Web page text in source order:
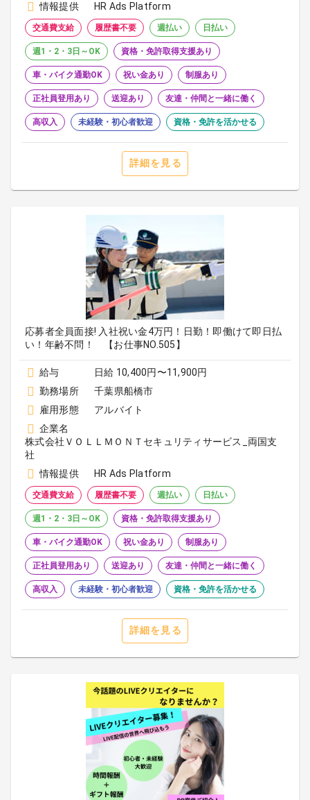
情報提供
HR Ads Platform
交通費支給 履歴書不要 週払い 日払い
週1・2・3日～OK 資格・免許取得支援あり
車・バイク通勤OK 祝い金あり 制服あり
正社員登用あり 送迎あり 友達・仲間と一緒に働く
高収入 未経験・初心者歓迎 資格・免許を活かせる
詳細を見る
応募者全員面接! 入社祝い金4万円！日勤！即働けて即日払
い！年齢不問！ 【お仕事NO.505】
給与
日給 10,400円〜11,900円
勤務場所
千葉県船橋市
雇用形態
アルバイト
企業名
株式会社ＶＯＬＬＭＯＮＴセキュリティサービス_両国支
社
情報提供
HR Ads Platform
交通費支給 履歴書不要 週払い 日払い
週1・2・3日～OK 資格・免許取得支援あり
車・バイク通勤OK 祝い金あり 制服あり
正社員登用あり 送迎あり 友達・仲間と一緒に働く
高収入 未経験・初心者歓迎 資格・免許を活かせる
詳細を見る